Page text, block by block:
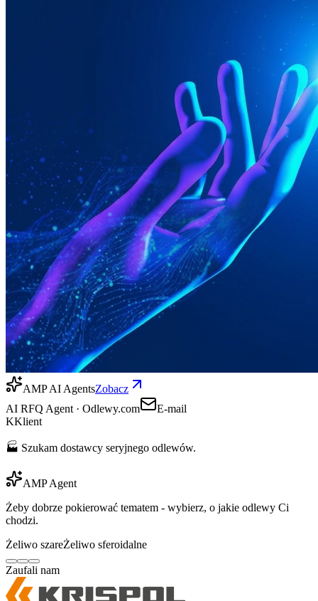
AMP AI AgentsZobacz
AI RFQ Agent · Odlewy.com
E-mail
KKlient
🏭 Szukam dostawcy seryjnego odlewów.
AMP Agent
Żeby dobrze pokierować tematem - wybierz, o jakie odlewy Ci
chodzi.
Żeliwo szareŻeliwo sferoidalne
Zaufali nam